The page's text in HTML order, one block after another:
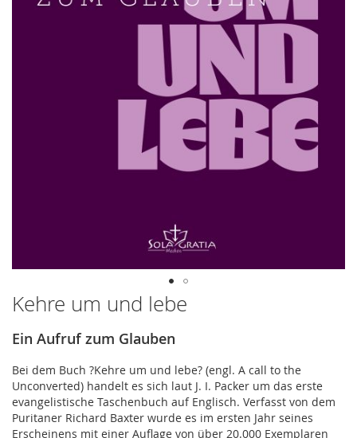
Kehre um und lebe
Ein Aufruf zum Glauben
Bei dem Buch ?Kehre um und lebe? (engl. A call to the
Unconverted) handelt es sich laut J. I. Packer um das erste
evangelistische Taschenbuch auf Englisch. Verfasst von dem
Puritaner Richard Baxter wurde es im ersten Jahr seines
Erscheinens mit einer Auflage von über 20.000 Exemplaren
Zum
Anfang
der
Bildergalerie
springen